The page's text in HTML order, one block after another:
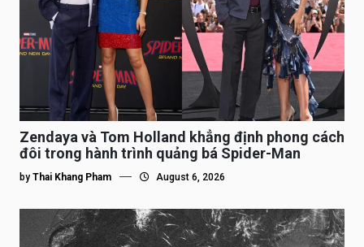
Zendaya và Tom Holland khẳng định phong cách
đôi trong hành trình quảng bá Spider-Man
by Thai Khang Pham August 6, 2026